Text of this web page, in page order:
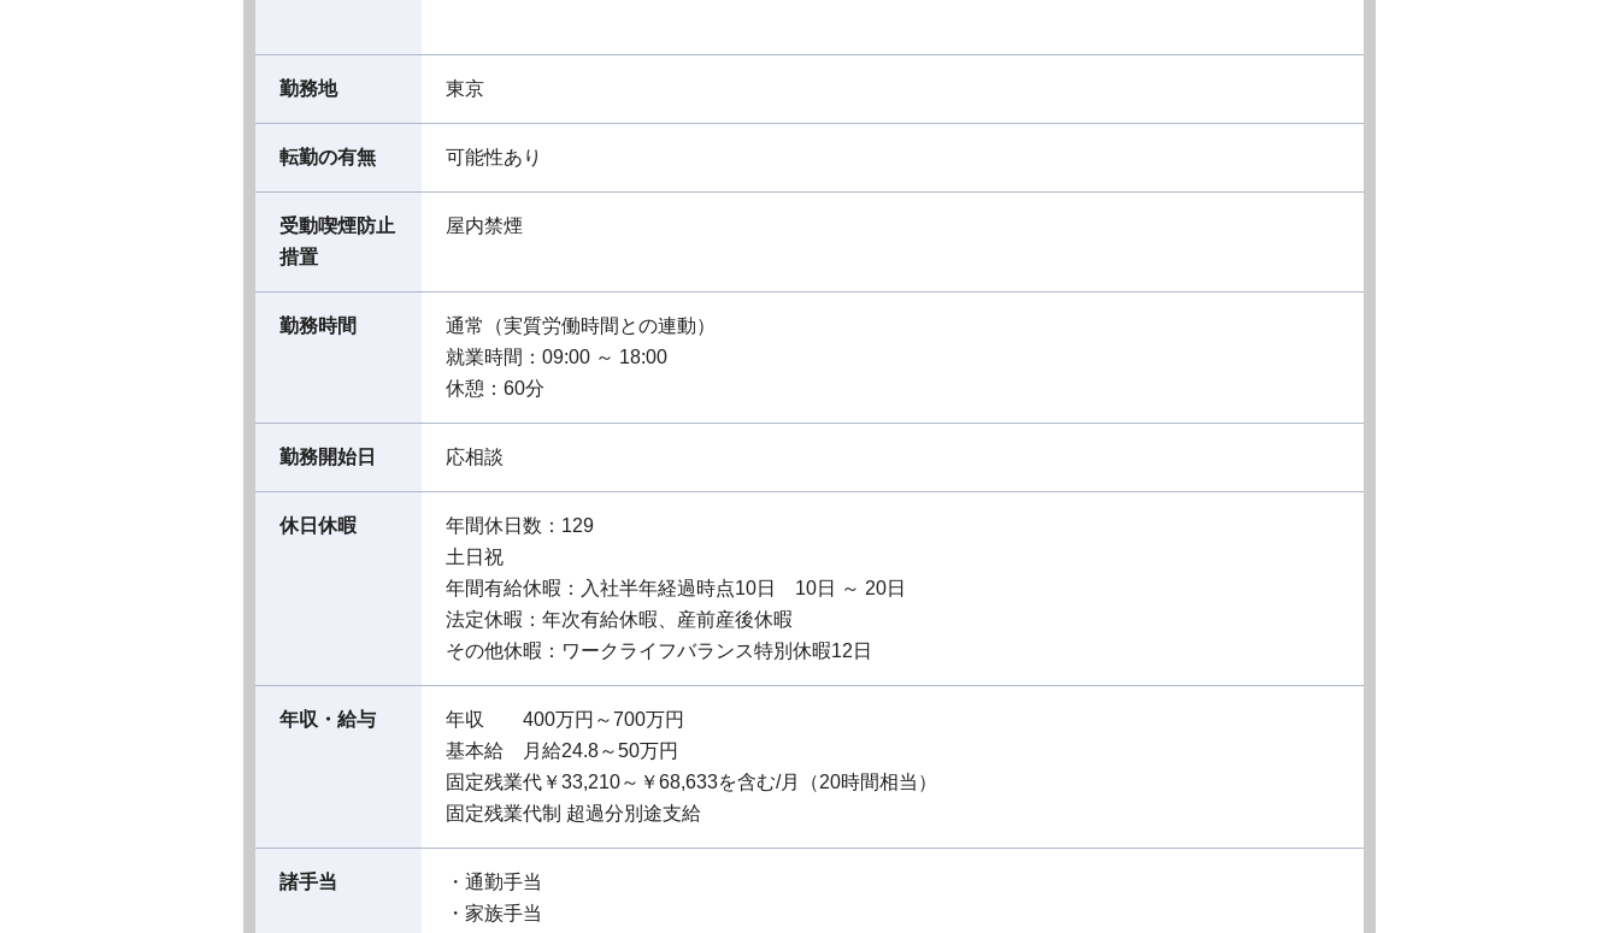
勤務地 東京
転勤の有無 可能性あり
受動喫煙防止
措置
屋内禁煙
勤務時間
通常（実質労働時間との連動）
就業時間：09:00 ～ 18:00
休憩：60分
勤務開始日 応相談
休日休暇
年間休日数：129
土日祝
年間有給休暇：入社半年経過時点10日 10日 ～ 20日
法定休暇：年次有給休暇、産前産後休暇
その他休暇：ワークライフバランス特別休暇12日
年収・給与
年収 400万円～700万円
基本給 月給24.8～50万円
固定残業代￥33,210～￥68,633を含む/月（20時間相当）
固定残業代制 超過分別途支給
諸手当
・通勤手当
・家族手当